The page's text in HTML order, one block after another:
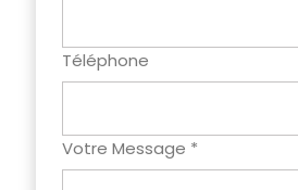
Téléphone
Votre Message *